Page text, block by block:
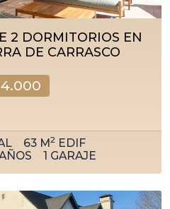
2 DORMITORIOS EN
DE CARRASCO
63M2EDIF
1 GARAJE